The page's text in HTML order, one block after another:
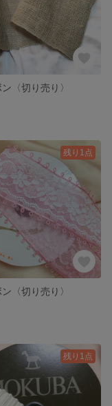
〈切り売り〉
残り1点
〈切り売り〉
残り1点